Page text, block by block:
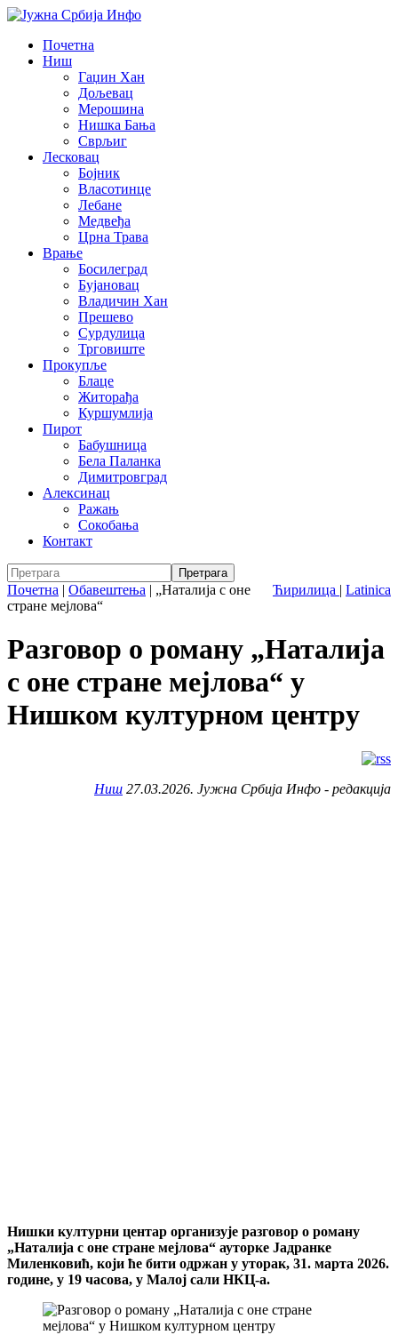
Почетна
Ниш
Гаџин Хан
Дољевац
Мерошина
Нишка Бања
Сврљиг
Лесковац
Бојник
Власотинце
Лебане
Медвеђа
Црна Трава
Врање
Босилеград
Бујановац
Владичин Хан
Прешево
Сурдулица
Трговиште
Прокупље
Блаце
Житорађа
Куршумлија
Пирот
Бабушница
Бела Паланка
Димитровград
Алексинац
Ражањ
Сокобања
Контакт
Ћирилица | Latinica
Почетна | Обавештења | „Наталија с оне
стране мејлова“
Разговор о роману „Наталија
с оне стране мејлова“ у
Нишком културном центру
Ниш 27.03.2026. Јужна Србија Инфо - редакција
Нишки културни центар организује разговор о роману
„Наталија с оне стране мејлова“ ауторке Јадранке
Миленковић, који ће бити одржан у уторак, 31. марта 2026.
године, у 19 часова, у Малој сали НКЦ-а.